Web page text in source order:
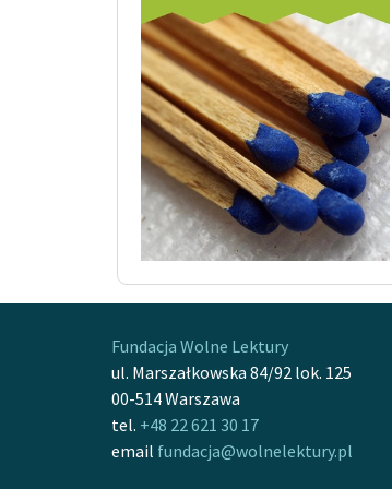
Fundacja Wolne Lektury
ul. Marszałkowska 84/92 lok. 125
00-514 Warszawa
tel. +48 22 621 30 17
email fundacja@wolnelektury.pl